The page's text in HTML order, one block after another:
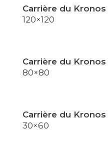
Carrière du Kronos
120×120
Carrière du Kronos
80×80
Carrière du Kronos
30×60